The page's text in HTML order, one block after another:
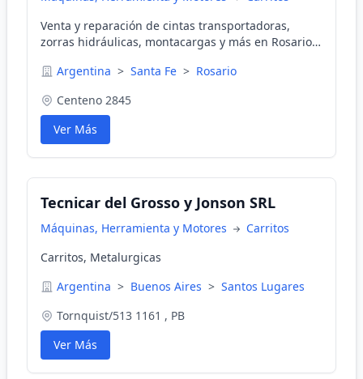
Venta y reparación de cintas transportadoras,
zorras hidráulicas, montacargas y más en Rosario,
Argentina > Santa Fe > Rosario
Centeno 2845
Ver Más
Tecnicar del Grosso y Jonson SRL
Máquinas, Herramienta y Motores
Carritos
Carritos, Metalurgicas
Argentina > Buenos Aires > Santos Lugares
Tornquist/513 1161 , PB
Ver Más